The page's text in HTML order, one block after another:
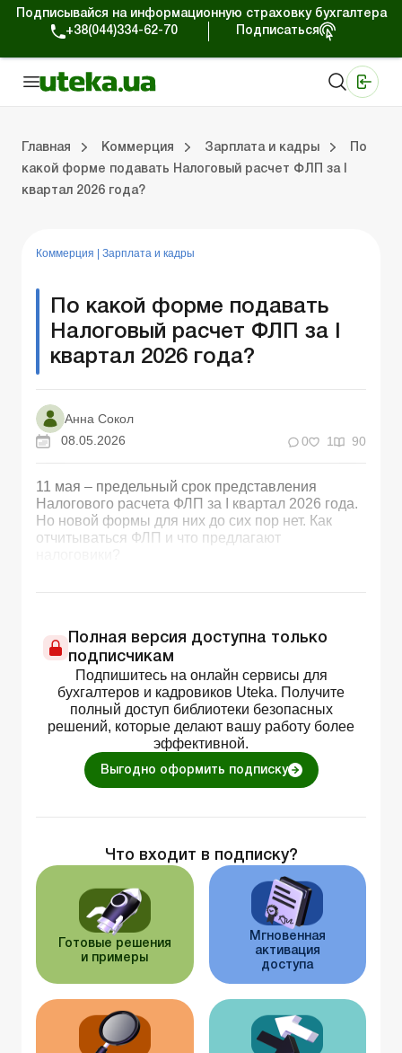
Подписывайся на информационную страховку бухгалтера
+38(044)334-62-70
Подписаться
Главная Коммерция Зарплата и кадры
По
какой форме подавать Налоговый расчет ФЛП за І
квартал 2026 года?
Коммерция Зарплата и кадры
По какой форме подавать
Налоговый расчет ФЛП за І
квартал 2026 года?
Анна Сокол
08.05.2026
0 1 90
11 мая – предельный срок представления
Налогового расчета ФЛП за І квартал 2026 года.
Но новой формы для них до сих пор нет. Как
отчитываться ФЛП и что предлагают
Полная версия доступна только
подписчикам
Подпишитесь на онлайн сервисы для
бухгалтеров и кадровиков Uteka. Получите
полный доступ библиотеки безопасных
решений, которые делают вашу работу более
эффективной.
Выгодно оформить подписку
Что входит в подписку?
Готовые решения
и примеры
Мгновенная
активация
доступа